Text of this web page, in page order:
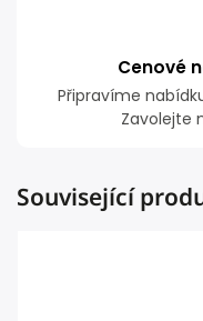
Cenové
Připravíme
Zavolejte
Související